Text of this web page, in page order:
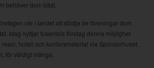
behöver dom bäst.
ute i landet att stödja de föreningar dom
Idag nyttjar tusentals företag denna möjlighet
hotell och kontorsmaterial via Sponsorhuset.
för väldigt många.